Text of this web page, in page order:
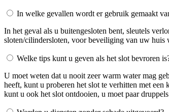
In welke gevallen wordt er gebruik gemaakt
In het geval als u buitengesloten bent, sleutels
sloten/cilindersloten, voor beveiliging van uw huis
Welke tips kunt u geven als het slot bevroren
U moet weten dat u nooit zeer warm water mag
heeft, kunt u proberen het slot te verhitten met
kunt u ook het slot ontdooien, u moet paar